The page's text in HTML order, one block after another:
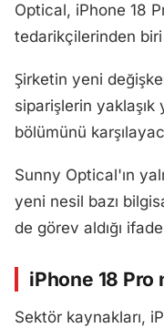
Optical, iPhone 18
tedarikçilerinden
Şirketin yeni
siparişlerin
bölümünü
Sunny Optical'ın
yeni nesil bazı
de görev aldığı
iPhone 18 Pro
Sektör kaynakları,